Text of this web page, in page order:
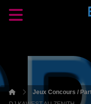
Jeux Concours /